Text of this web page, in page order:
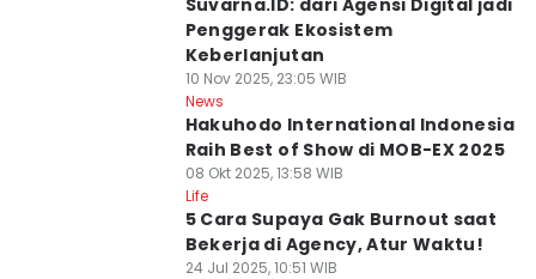
Suvarna.ID: dari Agensi Digital jadi
Penggerak Ekosistem
Keberlanjutan
10 Nov 2025, 23:05 WIB
News
Hakuhodo International Indonesia
Raih Best of Show di MOB-EX 2025
08 Okt 2025, 13:58 WIB
Life
5 Cara Supaya Gak Burnout saat
Bekerja di Agency, Atur Waktu!
24 Jul 2025, 10:51 WIB